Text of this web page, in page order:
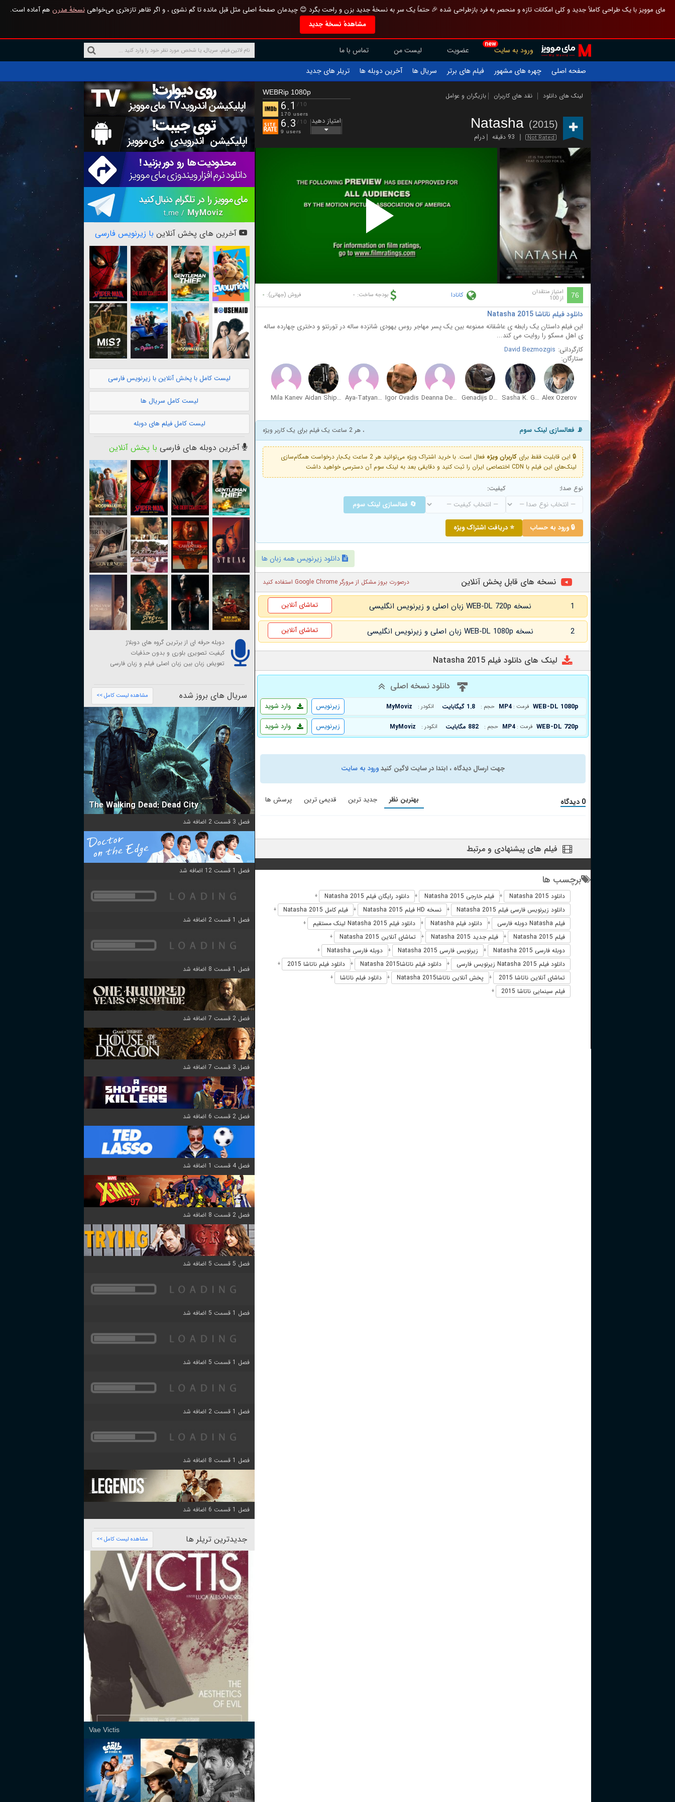
مای موویز با یک طراحی کاملاً جدید و کلی امکانات تازه و منحصر به فرد بازطراحی شده 🎉 حتماً یک سر به نسخهٔ جدید بزن و راحت بگرد 😊 چیدمان صفحهٔ اصلی مثل قبل مانده تا گم نشوی ، و اگر ظاهر تازه‌تری می‌خواهینسخهٔ مدرن هم آماده است.
مشاهدهٔ نسخهٔ جدید
new
ورود به سایت عضویت لیست من
تماس با ما
صفحه اصلی
چهره های مشهور فیلم های برتر سریال ها آخرین دوبله ها تریلر های جدید
لینک های دانلود نقد های کاربران بازیگران و عوامل
Natasha (2015)
Not Rated 93 دقیقه درام
WEBRip 1080p
6.1 /10
170 users
6.3 /10
9 users
امتیاز دهید
Play
Video
76 امتیاز منتقدان
از 100 کانادا بودجه ساخت: - فروش (جهانی): -
دانلود فیلم ناتاشا Natasha 2015
این فیلم داستان یک رابطه ی عاشقانه ممنوعه بین یک پسر مهاجر روس یهودی شانزده ساله در تورنتو و دختری چهارده ساله
ی اهل مسکو را روایت می کند...
کارگردانی: David Bezmozgis
ستارگان:
Alex Ozerov
Sasha K. Gordon
Genadijs Dolganovs
Deanna Dezmari
Igor Ovadis
Aya-Tatyana Stolnits
Aidan Shipley
Mila Kanev
📡 فعالسازی لینک سوم ، هر 2 ساعت یک فیلم برای یک کاربر ویژه
🔒 این قابلیت فقط برای کاربران ویژه
فعال است. با خرید اشتراک ویژه می‌توانید هر 2 ساعت یک‌بار درخواست همگام‌سازی
لینک‌های این فیلم با CDN اختصاصی ایران را ثبت کنید و دقایقی بعد به لینک سوم آن دسترسی خواهید داشت
نوع صدا: کیفیت:
🔄 فعالسازی لینک سوم
🔒 ورود به حساب ⭐ دریافت اشتراک ویژه
دانلود زیرنویس همه زبان ها
نسخه های قابل پخش آنلاین درصورت بروز مشکل از مرورگر Google Chrome استفاده کنید
1 نسخه WEB-DL 720p زبان اصلی و زیرنویس انگلیسی تماشای آنلاین
2 نسخه WEB-DL 1080p زبان اصلی و زیرنویس انگلیسی تماشای آنلاین
لینک های دانلود فیلم Natasha 2015
دانلود نسخه اصلی
WEB-DL 1080p فرمت : MP4 حجم : 1.8 گیگابایت انکودر : MyMoviz وارد شوید
زیرنویس
WEB-DL 720p فرمت : MP4 حجم : 882 مگابایت انکودر : MyMoviz وارد شوید زیرنویس
جهت ارسال دیدگاه ، ابتدا در سایت لاگین کنیدورود به سایت
0 دیدگاه بهترین نظر جدید ترین قدیمی ترین پرسش ها
فیلم های پیشنهادی و مرتبط
برچسب ها
دانلود Natasha 2015 + فیلم خارجی Natasha 2015 + دانلود رایگان فیلم Natasha 2015 +
دانلود زیرنویس فارسی فیلم Natasha 2015 + نسخه HD فیلم Natasha 2015 + فیلم کامل Natasha 2015 +
فیلم Natasha دوبله فارسی + دانلود فیلم Natasha + دانلود فیلم Natasha 2015 لینک مستقیم +
فیلم Natasha 2015 + فیلم جدید Natasha 2015 + تماشای آنلاین Natasha 2015 +
دوبله فارسی Natasha 2015 + زیرنویس فارسی Natasha 2015 + دوبله فارسی Natasha +
دانلود فیلم Natasha 2015 زیرنویس فارسی + دانلود فیلم ناتاشاNatasha 2015 + دانلود فیلم ناتاشا 2015 +
تماشای آنلاین ناتاشا 2015 + پخش آنلاین ناتاشاNatasha 2015 + دانلود فیلم ناتاشا +
فیلم سینمایی ناتاشا 2015 +
آخرین های پخش آنلاین با زیرنویس فارسی
لیست کامل با پخش آنلاین با زیرنویس فارسی
لیست کامل سریال ها
لیست کامل فیلم های دوبله
آخرین دوبله های فارسی با پخش آنلاین
دوبله حرفه ای از برترین گروه های دوبلاژ
کیفیت تصویری بلوری و بدون حذفیات
تعویض زبان بین زبان اصلی فیلم و زبان فارسی
سریال های بروز شده مشاهده لیست کامل >>
The Walking Dead: Dead City
فصل 3 قسمت 2 اضافه شد
فصل 1 قسمت 12 اضافه شد
فصل 1 قسمت 2 اضافه شد
فصل 1 قسمت 8 اضافه شد
فصل 2 قسمت 7 اضافه شد
فصل 3 قسمت 7 اضافه شد
فصل 2 قسمت 6 اضافه شد
فصل 4 قسمت 1 اضافه شد
فصل 2 قسمت 8 اضافه شد
فصل 5 قسمت 5 اضافه شد
فصل 1 قسمت 5 اضافه شد
فصل 1 قسمت 5 اضافه شد
فصل 1 قسمت 2 اضافه شد
فصل 1 قسمت 8 اضافه شد
فصل 1 قسمت 6 اضافه شد
جدیدترین تریلر ها مشاهده لیست کامل >>
Vae Victis